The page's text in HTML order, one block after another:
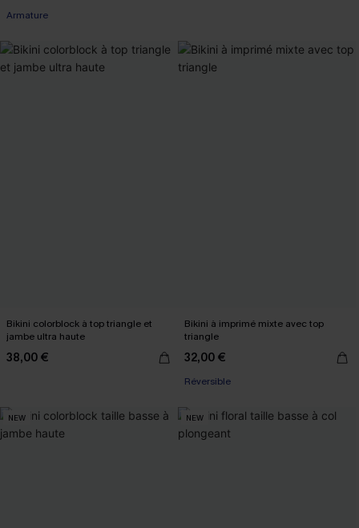
Armature
Bikini colorblock à top triangle et
jambe ultra haute
38,00 €
Bikini à imprimé mixte avec top
triangle
32,00 €
Réversible
NEW NEW